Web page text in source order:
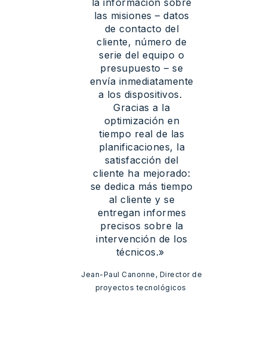
las misiones –datos
decontacto del
cliente, número de
serie del equipo o
presupuesto – se
envía inmediatamente
a los dispositivos.
Gracias a la
optimización en
tiempo real de las
planificaciones, la
satisfacción del
cliente ha mejorado:
sededica más tiempo
al cliente y se
entregan informes
precisos sobre la
intervención de los
técnicos.»
Jean-Paul Canonne, Directorde
proyectos tecnológicos